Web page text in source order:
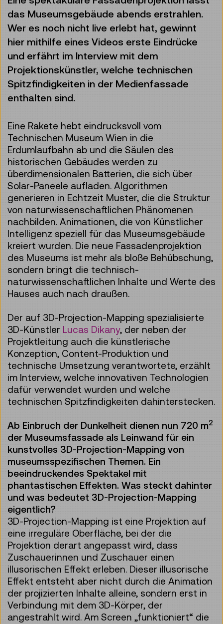
das Museumsgebäude abends erstrahlen.
Wer es noch nicht live erlebt hat, gewinnt
hier mithilfe eines Videos erste Eindrücke
und erfährt im Interview mit dem
Projektionskünstler, welche technischen
Spitzfindigkeiten in der Medienfassade
enthalten sind.
Eine Rakete hebt eindrucksvoll vom
Technischen Museum Wien in die
Erdumlaufbahn ab und die Säulen des
historischen Gebäudes werden zu
überdimensionalen Batterien, die sich über
Solar-Paneele aufladen. Algorithmen
generieren in Echtzeit Muster, die die Struktur
von naturwissenschaftlichen Phänomenen
nachbilden. Animationen, die von Künstlicher
Intelligenz speziell für das Museumsgebäude
kreiert wurden. Die neue Fassadenprojektion
des Museums ist mehr als bloße Behübschung,
sondern bringt die technisch-
naturwissenschaftlichen Inhalte und Werte des
Hauses auch nach draußen.
Der auf 3D-Projection-Mapping spezialisierte
3D-Künstler Lucas Dikany, der neben der
Projektleitung auch die künstlerische
Konzeption, Content-Produktion und
technische Umsetzung verantwortete, erzählt
im Interview, welche innovativen Technologien
dafür verwendet wurden und welche
technischen Spitzfindigkeiten dahinterstecken.
Ab Einbruch der Dunkelheit dienen nun 720 m2
der Museumsfassade als Leinwand für ein
kunstvolles 3D-Projection-Mapping von
museumsspezifischen Themen. Ein
beeindruckendes Spektakel mit
phantastischen Effekten. Was steckt dahinter
und was bedeutet 3D-Projection-Mapping
eigentlich?
3D-Projection-Mapping ist eine Projektion auf
eine irreguläre Oberfläche, bei der die
Projektion derart angepasst wird, dass
Zuschauerinnen und Zuschauer einen
illusorischen Effekt erleben. Dieser illusorische
Effekt entsteht aber nicht durch die Animation
der projizierten Inhalte alleine, sondern erst in
Verbindung mit dem 3D-Körper, der
angestrahlt wird. Am Screen „funktioniert“ die